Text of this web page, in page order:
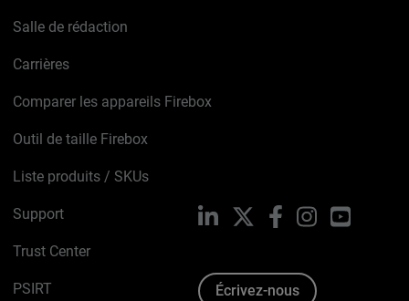
Salle de rédaction
Carrières
Comparer les appareils Firebox
Outil de taille Firebox
Liste produits / SKUs
Support
Trust Center
PSIRT
LinkedIn FacebookInstagramYouTube
Écrivez-nous